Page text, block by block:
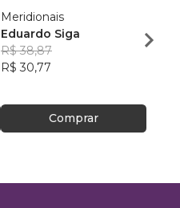
Meridionais
Eduardo Siga
R$ 38,87
R$ 30,77
Comprar
Mari